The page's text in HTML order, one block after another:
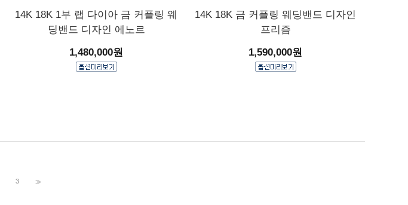
14K 18K 1부 랩 다이아 금 커플링 웨
딩밴드 디자인 에노르
1,480,000원
14K 18K 금 커플링 웨딩밴드 디자인
프리즘
1,590,000원
3 >>